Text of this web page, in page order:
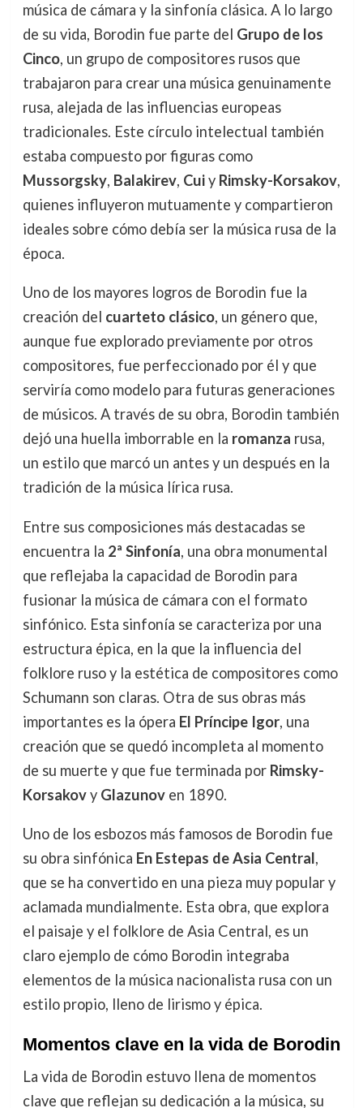
música de cámara y la sinfonía clásica. A lo largo
de su vida, Borodin fue parte del Grupo de los
Cinco, un grupo de compositores rusos que
trabajaron para crear una música genuinamente
rusa, alejada de las influencias europeas
tradicionales. Este círculo intelectual también
estaba compuesto por figuras como
Mussorgsky, Balakirev, Cuiy Rimsky-Korsakov,
quienes influyeron mutuamente y compartieron
ideales sobre cómo debía ser la música rusa de la
época.
Uno de los mayores logros de Borodin fue la
creación del cuarteto clásico, un género que,
aunque fue explorado previamente por otros
compositores, fue perfeccionado por él y que
serviría como modelo para futuras generaciones
de músicos. A través de su obra, Borodin también
dejó una huella imborrable en la romanza rusa,
un estilo que marcó un antes y un después en la
tradición de la música lírica rusa.
Entre sus composiciones más destacadas se
encuentra la 2ª Sinfonía, una obra monumental
que reflejaba la capacidad de Borodin para
fusionar la música de cámara con el formato
sinfónico. Esta sinfonía se caracteriza por una
estructura épica, en la que la influencia del
folklore ruso y la estética de compositores como
Schumann son claras. Otra de sus obras más
importantes es la ópera El Príncipe Igor, una
creación que se quedó incompleta al momento
de su muerte y que fue terminada por Rimsky-
Korsakovy Glazunoven 1890.
Uno de los esbozos más famosos de Borodin fue
su obra sinfónica En Estepas de Asia Central,
que se ha convertido en una pieza muy popular y
aclamada mundialmente. Esta obra, que explora
el paisaje y el folklore de Asia Central, es un
claro ejemplo de cómo Borodin integraba
elementos de la música nacionalista rusa con un
estilo propio, lleno de lirismo y épica.
Momentos clave en la vida de Borodin
La vida de Borodin estuvo llena de momentos
clave que reflejan su dedicación a la música, su